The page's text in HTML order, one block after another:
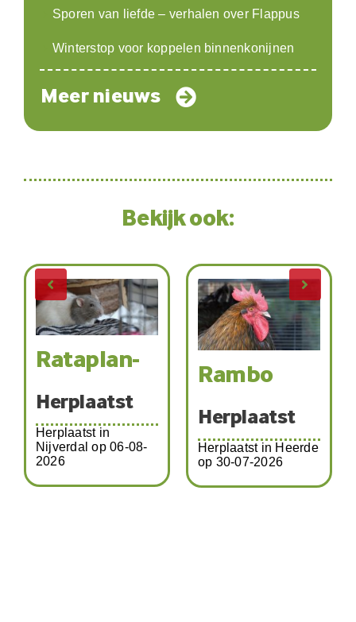
Sporen van liefde – verhalen over Flappus
Winterstop voor koppelen binnenkonijnen
Meer nieuws
Bekijk ook:
Rataplan-
Herplaatst
Herplaatst in
Nijverdal op 06-08-
2026
Rambo
Herplaatst
Herplaatst in Heerde
op 30-07-2026